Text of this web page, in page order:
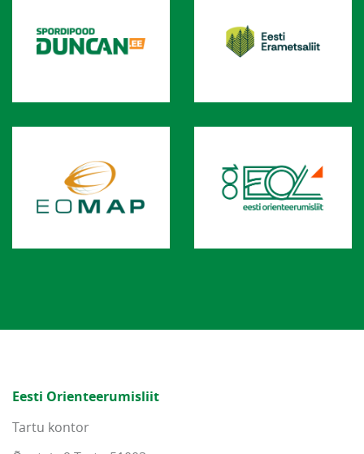
Eesti Orienteerumisliit
Tartu kontor